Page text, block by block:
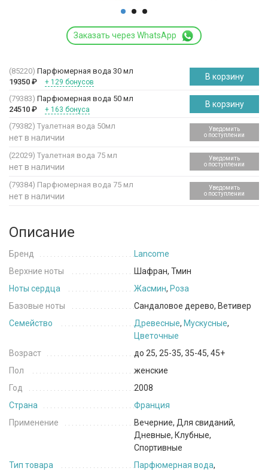
Заказать через WhatsApp
(85220) Парфюмерная вода 30 мл
19350 ₽ + 129 бонусов
В корзину
(79383) Парфюмерная вода 50 мл
24510 ₽ + 163 бонуса
В корзину
(79382) Туалетная вода 50мл
нет в наличии
Уведомить
о поступлении
(22029) Туалетная вода 75 мл
нет в наличии
Уведомить
о поступлении
(79384) Парфюмерная вода 75 мл
нет в наличии
Уведомить
о поступлении
Описание
Бренд
Lancome
Верхние ноты
Шафран, Тмин
Ноты сердца
Жасмин, Роза
Базовые ноты
Сандаловое дерево, Ветивер
Семейство
Древесные, Мускусные,
Цветочные
Возраст
до 25, 25-35, 35-45, 45+
Пол
женские
Год
2008
Страна
Франция
Применение
Вечерние, Для свиданий,
Дневные, Клубные,
Спортивные
Тип товара
Парфюмерная вода,